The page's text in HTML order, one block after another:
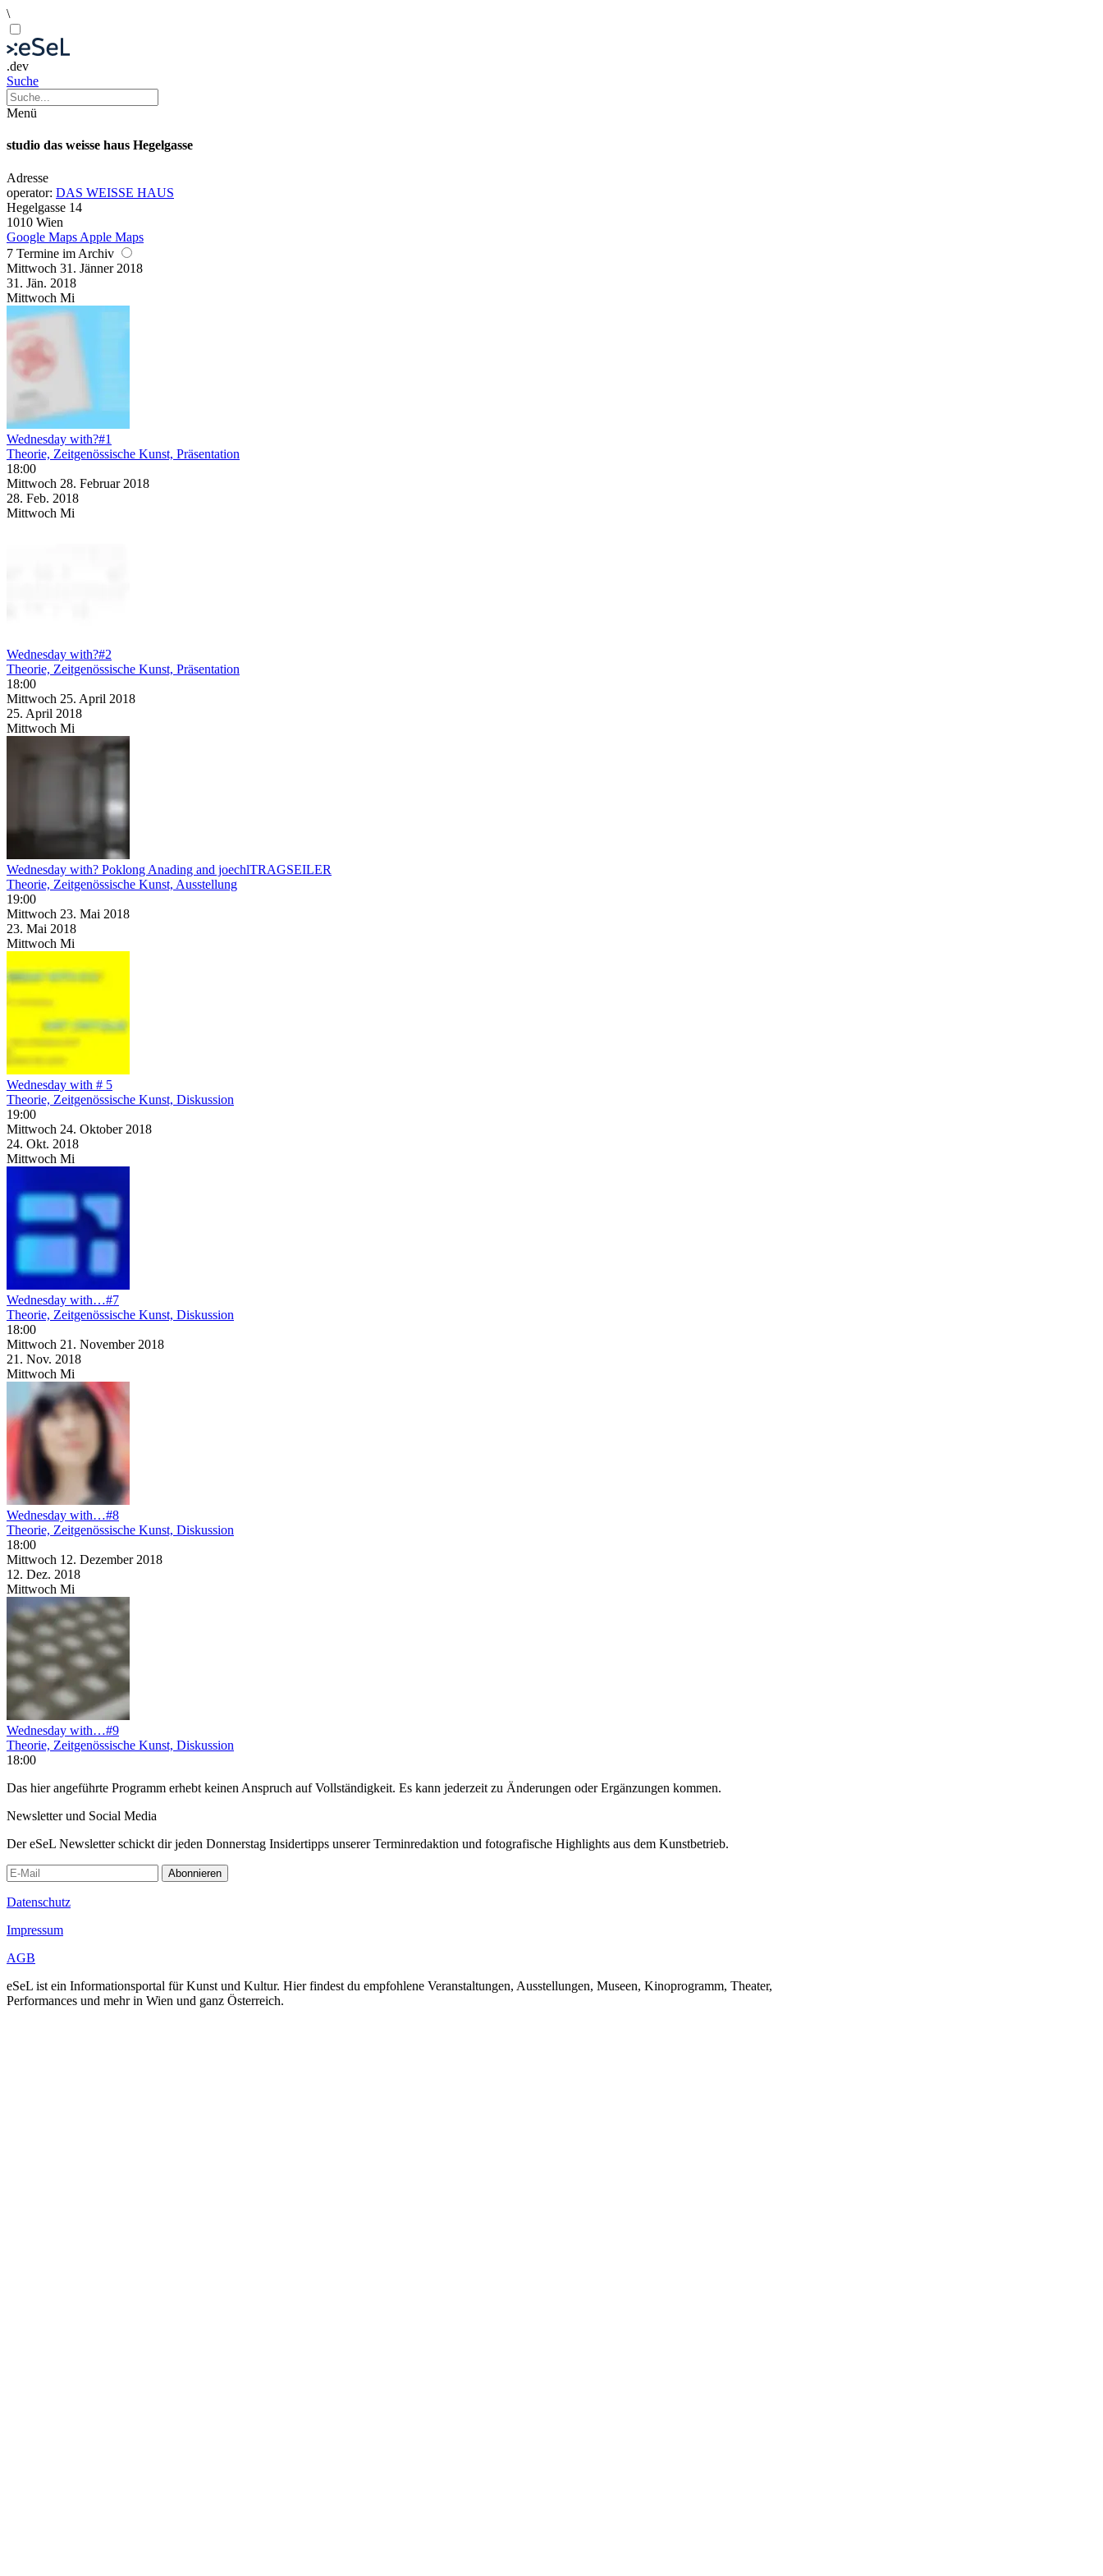
\
.dev
Suche
Menü
studio das weisse haus Hegelgasse
Adresse
operator: DAS WEISSE HAUS
Hegelgasse 14
1010 Wien
Google Maps Apple Maps
7 Termine im Archiv
Mittwoch 31. Jänner 2018
31. Jän. 2018
Mittwoch Mi
Wednesday with?#1
Theorie, Zeitgenössische Kunst, Präsentation
18:00
Mittwoch 28. Februar 2018
28. Feb. 2018
Mittwoch Mi
Wednesday with?#2
Theorie, Zeitgenössische Kunst, Präsentation
18:00
Mittwoch 25. April 2018
25. April 2018
Mittwoch Mi
Wednesday with? Poklong Anading and joechlTRAGSEILER
Theorie, Zeitgenössische Kunst, Ausstellung
19:00
Mittwoch 23. Mai 2018
23. Mai 2018
Mittwoch Mi
Wednesday with # 5
Theorie, Zeitgenössische Kunst, Diskussion
19:00
Mittwoch 24. Oktober 2018
24. Okt. 2018
Mittwoch Mi
Wednesday with…#7
Theorie, Zeitgenössische Kunst, Diskussion
18:00
Mittwoch 21. November 2018
21. Nov. 2018
Mittwoch Mi
Wednesday with…#8
Theorie, Zeitgenössische Kunst, Diskussion
18:00
Mittwoch 12. Dezember 2018
12. Dez. 2018
Mittwoch Mi
Wednesday with…#9
Theorie, Zeitgenössische Kunst, Diskussion
18:00
Das hier angeführte Programm erhebt keinen Anspruch auf Vollständigkeit. Es kann jederzeit zu Änderungen oder Ergänzungen kommen.
Newsletter und Social Media
Der eSeL Newsletter schickt dir jeden Donnerstag Insidertipps unserer Terminredaktion und fotografische Highlights aus dem Kunstbetrieb.
Abonnieren
Datenschutz
Impressum
AGB
eSeL ist ein Informationsportal für Kunst und Kultur. Hier findest du empfohlene Veranstaltungen, Ausstellungen, Museen, Kinoprogramm, Theater,
Performances und mehr in Wien und ganz Österreich.